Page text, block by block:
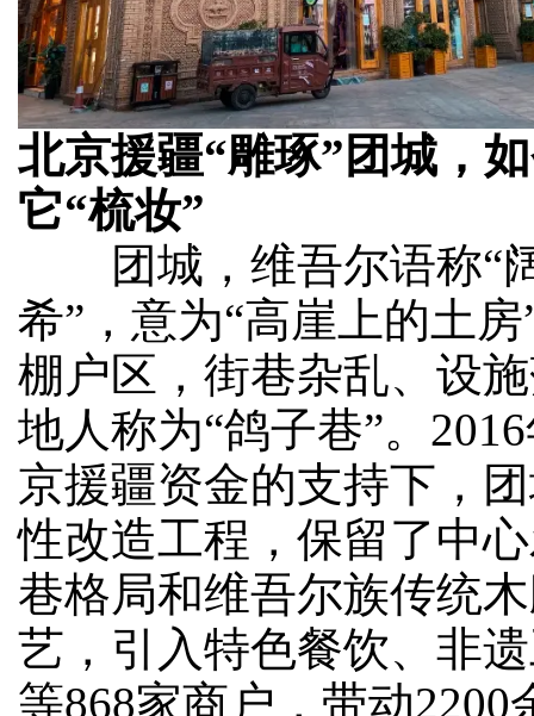
北京援疆“雕琢”团城，
它“梳妆”
团城，维吾尔语称“
希”，意为“高崖上的土
棚户区，街巷杂乱、设
地人称为“鸽子巷”。
京援疆资金的支持下，
性改造工程，保留了中
巷格局和维吾尔族传统
艺，引入特色餐饮、非
等868家商户，带动2200